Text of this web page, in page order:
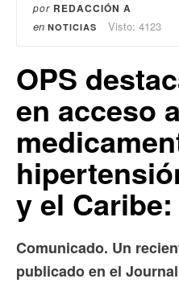
por REDACCIÓN A
en NOTICIAS Visto: 4123
OPS
en acceso a
y el
Comunicado. Un
publicado en el